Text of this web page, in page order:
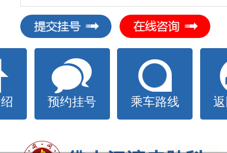
预约挂号 乘车路线